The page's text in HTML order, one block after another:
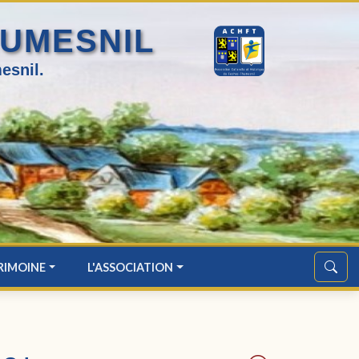
L'ASSOCIATION